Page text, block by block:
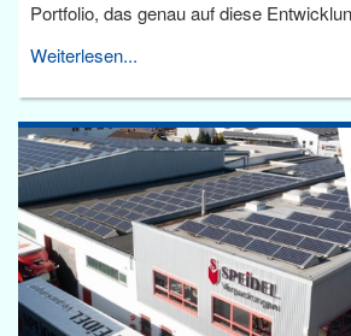
Portfolio, das genau auf diese
Weiterlesen...